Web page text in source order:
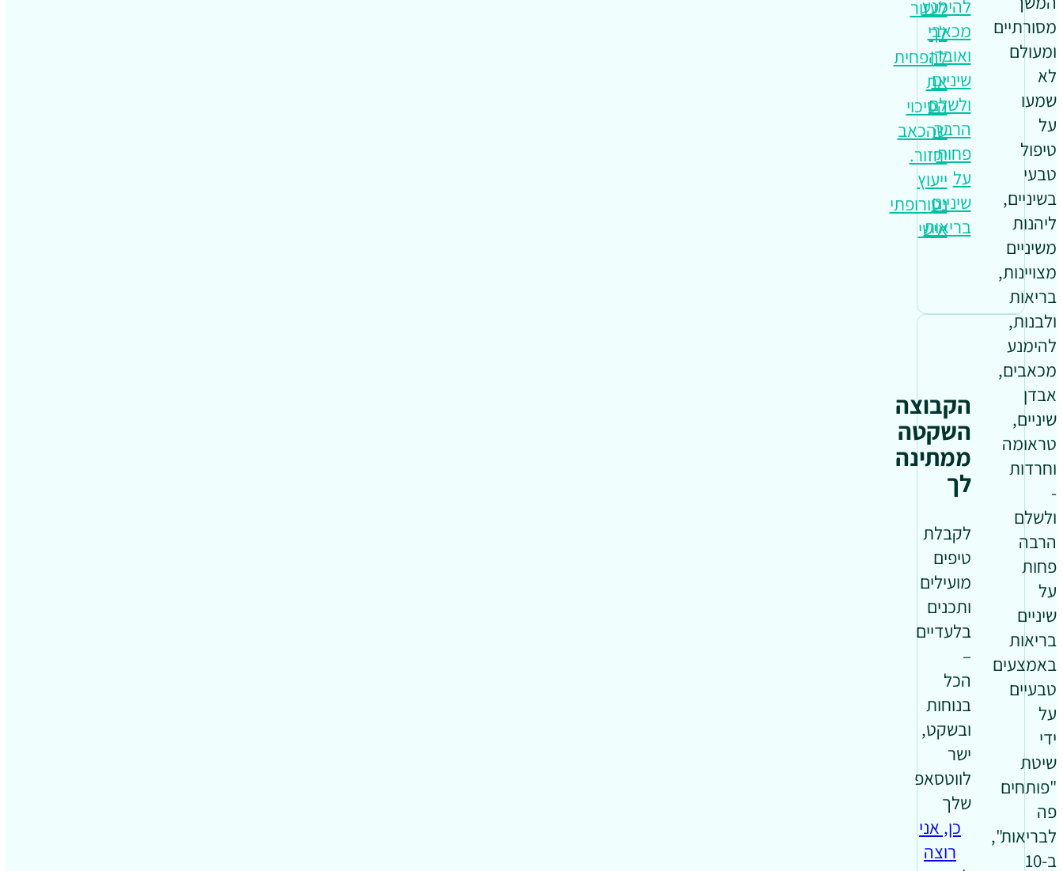
מסורתיים
ומעולם
לא
שמעו
על
טיפול
טבעי
בשיניים,
ליהנות
משיניים
מצויינות,
בריאות
ולבנות,
להימנע
מכאבים,
אבדן
שיניים,
טראומה
וחרדות
-
ולשלם
הרבה
פחות
על
שיניים
בריאות
באמצעים
טבעיים
על
ידי
שיטת
"פותחים
פה
לבריאות",
ב-10
להימנע
מכאבי
ואובדן
שיניים
ולשלם
הרבה
פחות
על
שיניים
בריאות
לעזור
לך
להפחית
את
הסיכוי
שהכאב
יחזור.
ייעוץ
נטורופתי
אישי
הקבוצה
השקטה
ממתינה
לך
לקבלת
טיפים
מועילים
ותכנים
בלעדיים
–
הכל
בנוחות
ובשקט,
ישר
לווטסאפ
שלך
כן, אני
רוצה